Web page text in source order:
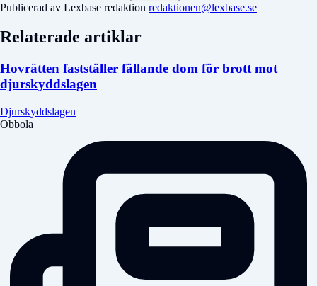
Publicerad av Lexbase redaktion redaktionen@lexbase.se
Relaterade artiklar
Hovrätten fastställer fällande dom för brott mot
djurskyddslagen
Djurskyddslagen
Obbola